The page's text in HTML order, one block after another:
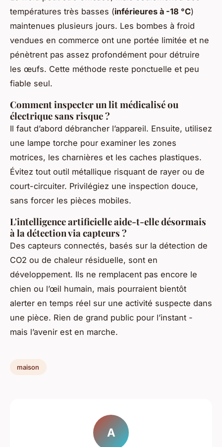
températures très basses (inférieures à -18 °C)
maintenues plusieurs jours. Les bombes à froid
vendues en commerce ont une portée limitée et ne
pénètrent pas assez profondément pour détruire
les œufs. Cette méthode reste ponctuelle et peu
fiable seul.
Comment inspecter un lit médicalisé ou
électrique sans risque ?
Il faut d’abord débrancher l’appareil. Ensuite, utilisez
une lampe torche pour examiner les zones
motrices, les charnières et les caches plastiques.
Évitez tout outil métallique risquant de rayer ou de
court-circuiter. Privilégiez une inspection douce,
sans forcer les pièces mobiles.
L'intelligence artificielle aide-t-elle désormais
à la détection via capteurs ?
Des capteurs connectés, basés sur la détection de
CO2 ou de chaleur résiduelle, sont en
développement. Ils ne remplacent pas encore le
chien ou l’œil humain, mais pourraient bientôt
alerter en temps réel sur une activité suspecte dans
une pièce. Rien de grand public pour l’instant -
mais l’avenir est en marche.
maison
A